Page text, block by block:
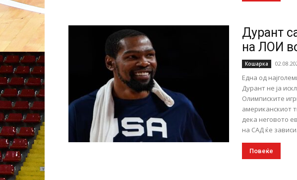
Дурант
на ЛОИ
Кошарка
Една од
Дурант не ја
Олимписките
американскиот
дека неговото
на САД ќе
Повеќе